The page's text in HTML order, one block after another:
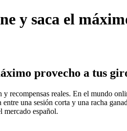
y saca el
provecho a tus
recompensas reales. En el mundo
una sesión corta y una racha
mercado español.